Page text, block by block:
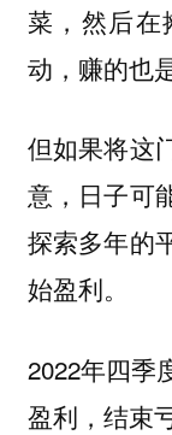
菜，然后在
动，赚的也
但如果将这
意，日子可
探索多年的
始盈利。
2022年四季
盈利，结束